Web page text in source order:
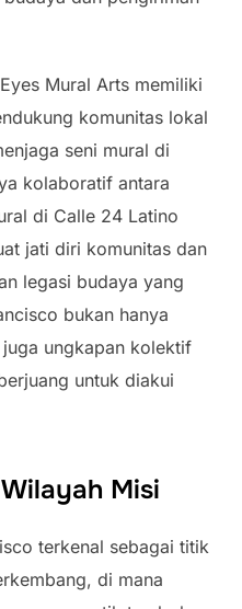
Mural Arts memiliki
komunitas lokal
seni mural di
kolaboratif antara
di Calle 24 Latino
jati diri komunitas dan
legasi budaya yang
bukan hanya
ungkapan kolektif
untuk diakui
Misi
terkenal sebagai titik
di mana